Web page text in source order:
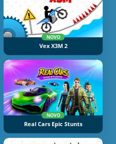
NOVO
Vex X3M 2
NOVO
Real Cars Epic Stunts